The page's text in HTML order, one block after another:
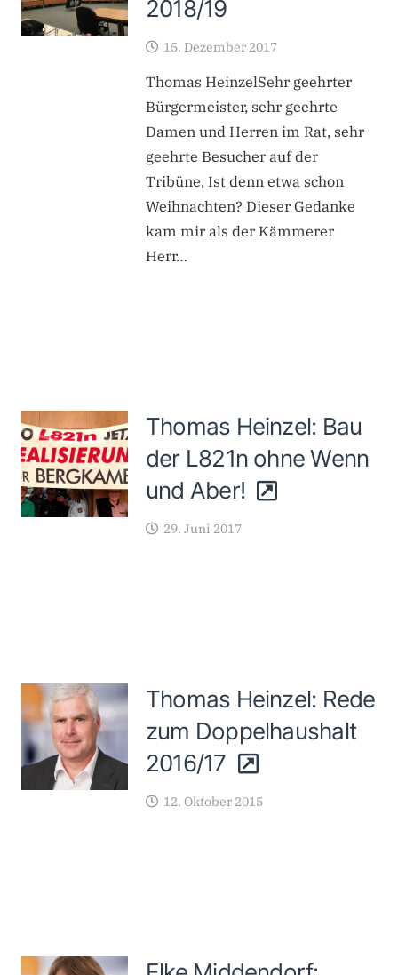
2018/19
15. Dezember 2017
Thomas HeinzelSehr geehrter
Bürgermeister, sehr geehrte
Damen und Herren im Rat, sehr
geehrte Besucher auf der
Tribüne, Ist denn etwa schon
Weihnachten? Dieser Gedanke
kam mir als der Kämmerer
Herr…
Thomas Heinzel: Bau
der L821n ohne Wenn
und Aber!
29. Juni 2017
Thomas Heinzel: Rede
zum Doppelhaushalt
2016/17
12. Oktober 2015